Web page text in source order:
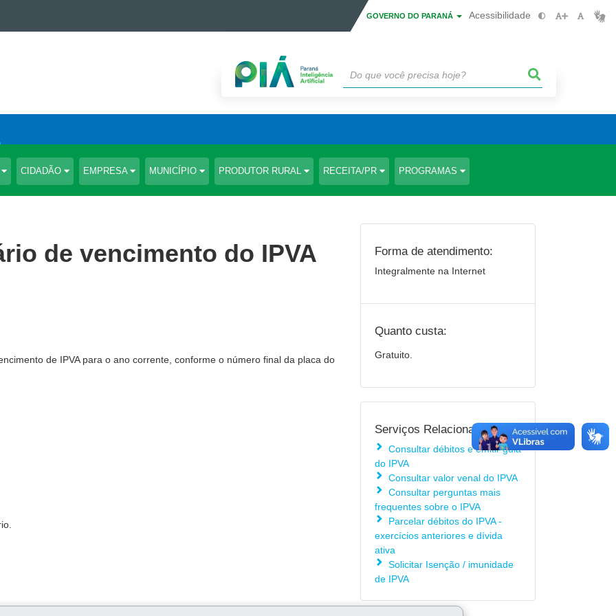
GOVERNO DO PARANÁ Acessibilidade
CIDADÃO EMPRESA MUNICÍPIO PRODUTOR RURAL RECEITA/PR PROGRAMAS
de vencimento do IPVA
de IPVA para o ano corrente, conforme o número final da placa do
Forma de atendimento:
Integralmente na Internet
Quanto custa:
Gratuito.
Serviços Relacionados:
Consultar débitos e emitir guia
do IPVA
Consultar valor venal do IPVA
Consultar perguntas mais
frequentes sobre o IPVA
Parcelar débitos do IPVA -
exercícios anteriores e dívida
ativa
Solicitar Isenção / imunidade
de IPVA